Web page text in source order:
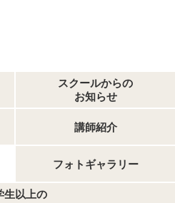
スクールからの
お知らせ
講師紹介
フォトギャラリー
生以上の